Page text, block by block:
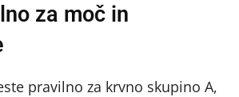
za moč in
pravilno za krvno skupino A,